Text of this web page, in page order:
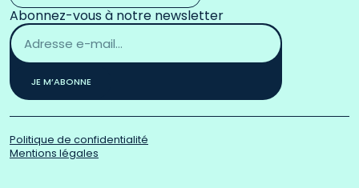
Abonnez-vous à notre newsletter
Adresse
email
*
JE M’ABONNE
Politique de confidentialité
Mentions légales